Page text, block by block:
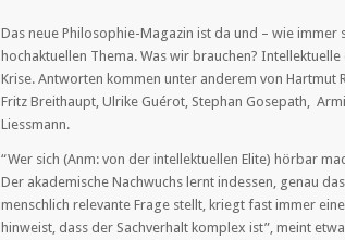
Das neue Philosophie-Magazin ist da und – wie
hochaktuellen Thema. Was wir brauchen?
Krise. Antworten kommen unter anderem von Hartmut
Fritz Breithaupt, Ulrike Guérot, Stephan Gosepath,
Liessmann.
“Wer sich (Anm: von der intellektuellen Elite) hörbar
Der akademische Nachwuchs lernt indessen, genau
menschlich relevante Frage stellt, kriegt fast immer
hinweist, dass der Sachverhalt komplex ist”, meint